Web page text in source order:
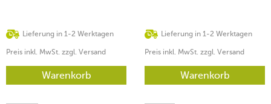
Lieferung in 1-2 Werktagen
Preis inkl. MwSt. zzgl. Versand
Warenkorb
Lieferung in 1-2 Werktagen
Preis inkl. MwSt. zzgl. Versand
Warenkorb